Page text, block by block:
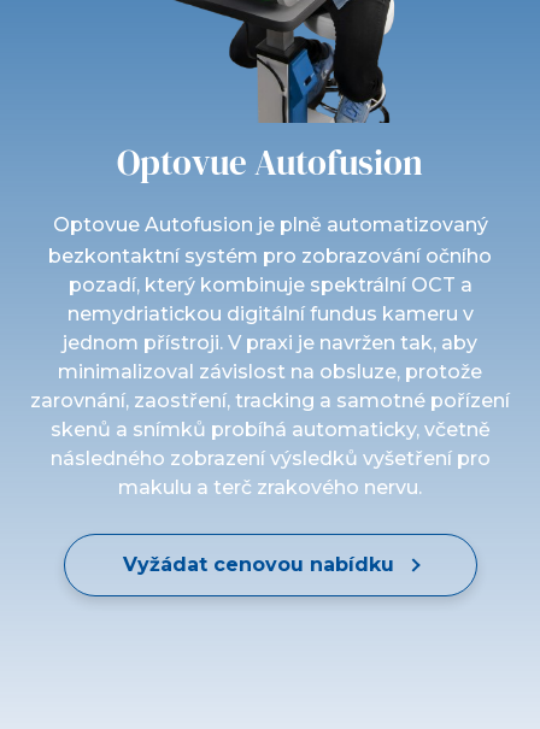
Optovue Autofusion
Optovue Autofusion je plně automatizovaný
bezkontaktní systém pro zobrazování očního
pozadí, který kombinuje spektrální OCT a
nemydriatickou digitální fundus kameru v
jednom přístroji. V praxi je navržen tak, aby
minimalizoval závislost na obsluze, protože
zarovnání, zaostření, tracking a samotné pořízení
skenů a snímků probíhá automaticky, včetně
následného zobrazení výsledků vyšetření pro
makulu a terč zrakového nervu.
Vyžádat cenovou nabídku